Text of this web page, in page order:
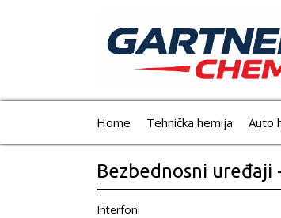
Home Tehnička hemija Auto
Bezbednosni
Interfoni